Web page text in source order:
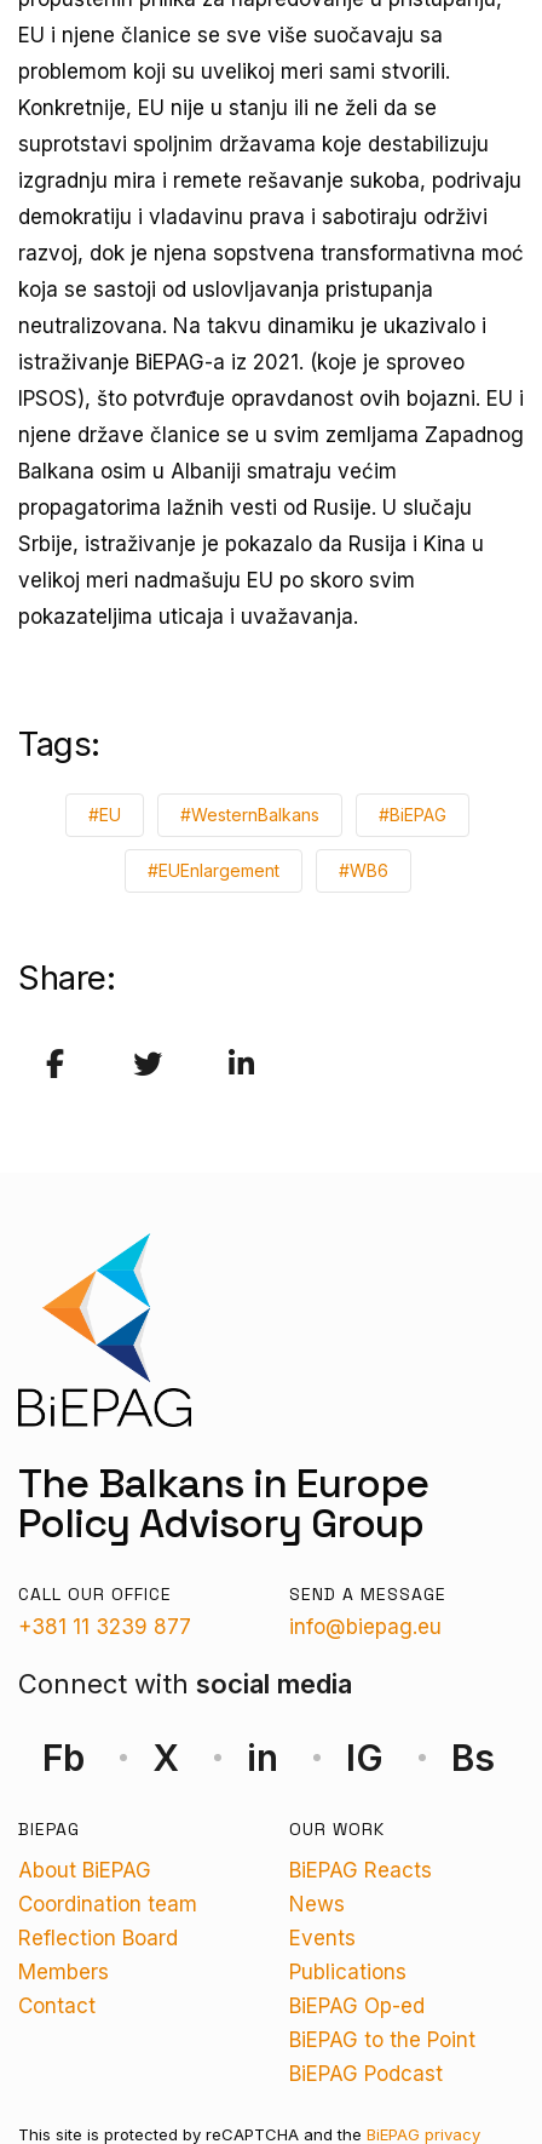
EU i njene članice se sve više suočavaju sa
problemom koji su uvelikoj meri sami stvorili.
Konkretnije, EU nije u stanju ili ne želi da se
suprotstavi spoljnim državama koje destabilizuju
izgradnju mira i remete rešavanje sukoba, podrivaju
demokratiju i vladavinu prava i sabotiraju održivi
razvoj, dok je njena sopstvena transformativna moć
koja se sastoji od uslovljavanja pristupanja
neutralizovana. Na takvu dinamiku je ukazivalo i
istraživanje BiEPAG-a iz 2021. (koje je sproveo
IPSOS), što potvrđuje opravdanost ovih bojazni. EU i
njene države članice se u svim zemljama Zapadnog
Balkana osim u Albaniji smatraju većim
propagatorima lažnih vesti od Rusije. U slučaju
Srbije, istraživanje je pokazalo da Rusija i Kina u
velikoj meri nadmašuju EU po skoro svim
pokazateljima uticaja i uvažavanja.
Tags:
#EU #WesternBalkans #BiEPAG
#EUEnlargement #WB6
Share:
The Balkans in Europe
Policy Advisory Group
CALL OUR OFFICE
+381 11 3239 877
SEND A MESSAGE
info@biepag.eu
Connect with social media
Fb X in IG Bs
BIEPAG
About BiEPAG
Coordination team
Reflection Board
Members
Contact
OUR WORK
BiEPAG Reacts
News
Events
Publications
BiEPAG Op-ed
BiEPAG to the Point
BiEPAG Podcast
This site is protected by reCAPTCHA and the BiEPAG privacy